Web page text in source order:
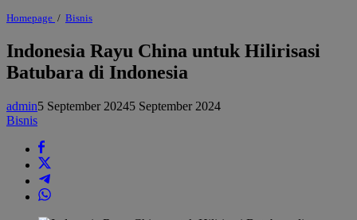
Homepage / BisnisIndonesia
China
untuk
Hilirisasi
Batubara
Indonesia
Indonesia Rayu China untuk Hilirisasi
Batubara di Indonesia
admin5 September 20245 September 2024
Bisnis